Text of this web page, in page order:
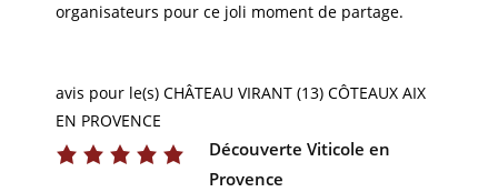
organisateurs pour ce joli moment de partage.
avis pour le(s) CHÂTEAU VIRANT (13) CÔTEAUX AIX
EN PROVENCE
Découverte Viticole en
Provence